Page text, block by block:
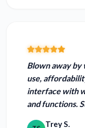
Blown away by
use,
interface with
and functions.
Trey S.